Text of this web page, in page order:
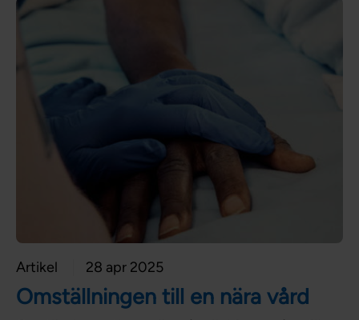
Artikel 28 apr 2025
Omställningen till en nära vård